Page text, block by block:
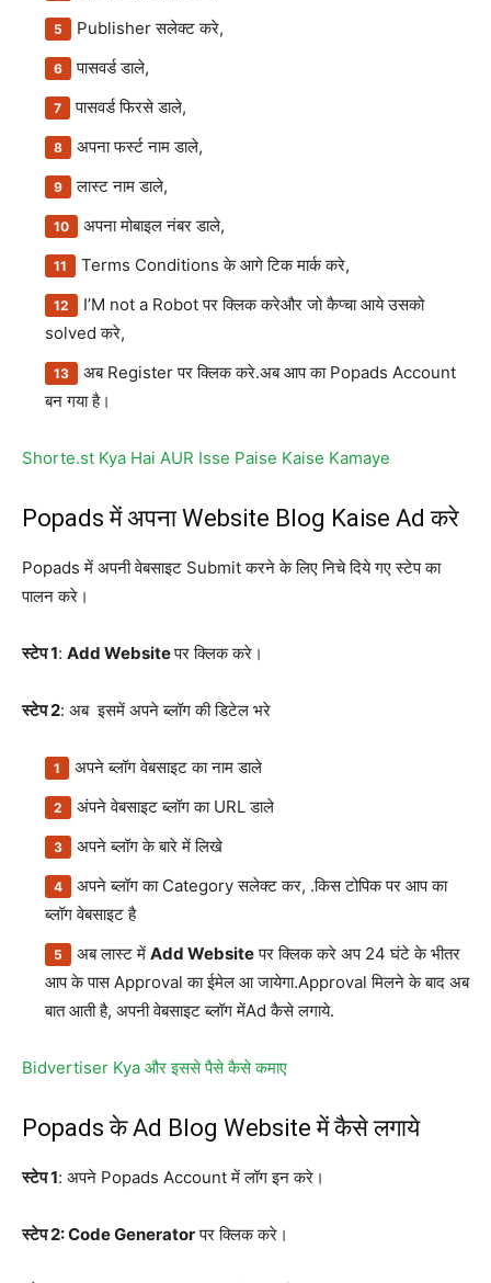
Publisher सलेक्ट करे,
पासवर्ड डाले,
पासवर्ड फिरसे डाले,
अपना फर्स्ट नाम डाले,
लास्ट नाम डाले,
अपना मोबाइल नंबर डाले,
Terms Conditions के आगे टिक मार्क करे,
I’M not a Robot पर क्लिक करेऔर जो कैप्चा आये उसको
solved करे,
अब Register पर क्लिक करे.अब आप का Popads Account
बन गया है।
Shorte.st Kya Hai AUR Isse Paise Kaise Kamaye
Popads में अपना Website Blog Kaise Ad करे
Popads में अपनी वेबसाइट Submit करने के लिए निचे दिये गए स्टेप का
पालन करे।
स्टेप 1: Add Websiteपर क्लिक करे।
स्टेप 2: अब इसमें अपने ब्लॉग की डिटेल भरे
अपने ब्लॉग वेबसाइट का नाम डाले
अंपने वेबसाइट ब्लॉग का URL डाले
अपने ब्लॉग के बारे में लिखे
अपने ब्लॉग का Category सलेक्ट कर, .किस टोपिक पर आप का
ब्लॉग वेबसाइट है
अब लास्ट में Add Websiteपर क्लिक करे अप 24 घंटे के भीतर
आप के पास Approval का ईमेल आ जायेगा.Approval मिलने के बाद अब
बात आती है, अपनी वेबसाइट ब्लॉग मेंAd कैसे लगाये.
Bidvertiser Kya और इससे पैसे कैसे कमाए
Popads के Ad Blog Website में कैसे लगाये
स्टेप 1: अपने Popads Account में लॉग इन करे।
स्टेप 2: Code Generatorपर क्लिक करे।